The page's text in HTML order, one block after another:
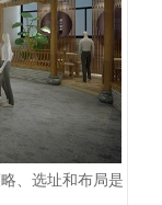
、选址和布局是